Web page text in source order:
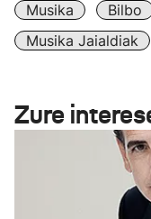
Musika Bilbo
Musika Jaialdiak
Zure